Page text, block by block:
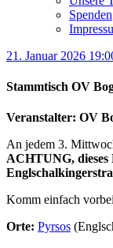
Spenden
21. Januar 2026
Stammtisch OV
Veranstalter: OV
An jedem 3.
ACHTUNG,
Komm einfach
Orte: Pyrsos